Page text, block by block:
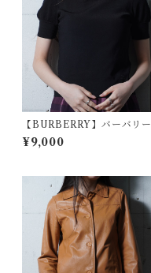
【BURBERRY】バーバリー
ホースロゴ刺繍ショートスリ
ーブニット black
¥9,000